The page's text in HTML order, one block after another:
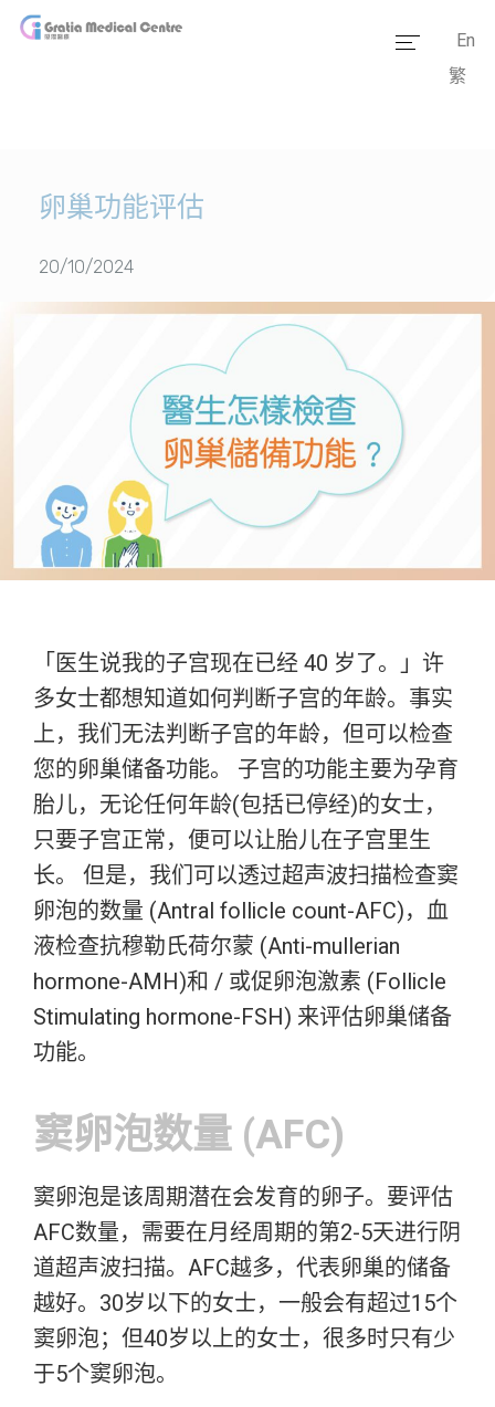
传媒报道
医疗设备
En
繁
卵巢功能评估
20/10/2024
「医生说我的子宫现在已经 40 岁了。」许
多女士都想知道如何判断子宫的年龄。事实
上，我们无法判断子宫的年龄，但可以检查
您的卵巢储备功能。 子宫的功能主要为孕育
胎儿，无论任何年龄(包括已停经)的女士，
只要子宫正常，便可以让胎儿在子宫里生
长。 但是，我们可以透过超声波扫描检查窦
卵泡的数量 (Antral follicle count-AFC)，血
液检查抗穆勒氏荷尔蒙 (Anti-mullerian
hormone-AMH)和 / 或促卵泡激素 (Follicle
Stimulating hormone-FSH) 来评估卵巢储备
功能。
窦卵泡数量 (AFC)
窦卵泡是该周期潜在会发育的卵子。要评估
AFC数量，需要在月经周期的第2-5天进行阴
道超声波扫描。AFC越多，代表卵巢的储备
越好。30岁以下的女士，一般会有超过15个
窦卵泡；但40岁以上的女士，很多时只有少
于5个窦卵泡。